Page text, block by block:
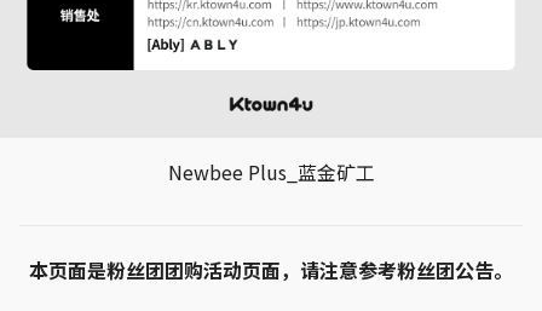
Newbee Plus_蓝金矿工
本页面是粉丝团团购活动页面，请注意参考粉丝团公告。